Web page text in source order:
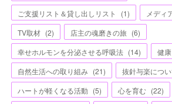
ご支援リスト＆貸し出しリスト
(1) メディ
TV取材 (2) 店主の魂磨きの旅 (6)
幸せホルモンを分泌させる呼吸法 (14) 健
自然生活への取り組み (21) 抜針与楽につ
ハートが軽くなる活動 (5) 心を育む (22)